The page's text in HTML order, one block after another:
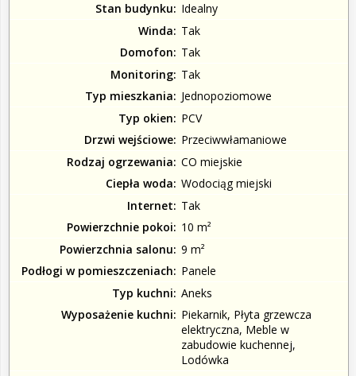
Stan budynku
Idealny
Winda
Tak
Domofon
Tak
Monitoring Tak
Typ mieszkania
Jednopoziomowe
Typ okien
PCV
Drzwi wejściowe Przeciwwłamaniowe
Rodzaj ogrzewania CO miejskie
Ciepła woda Wodociąg miejski
Internet
Tak
Powierzchnie pokoi
10 m²
Powierzchnia salonu 9 m²
Podłogi w pomieszczeniach
Panele
Typ kuchni Aneks
Wyposażenie kuchni
Piekarnik, Płyta grzewcza
elektryczna, Meble w
zabudowie kuchennej,
Lodówka